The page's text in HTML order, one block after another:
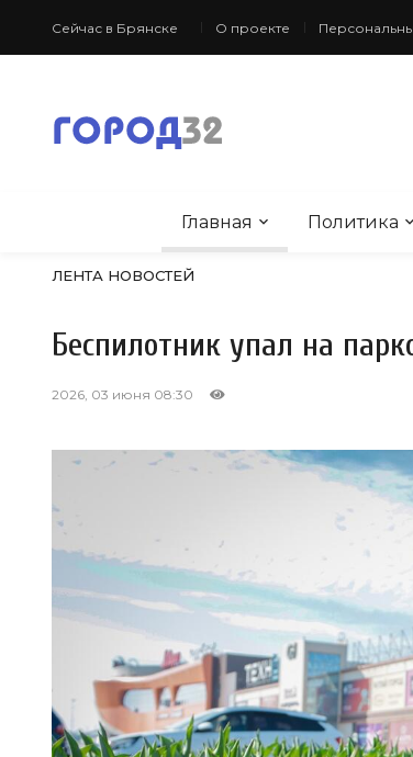
Сейчас в Брянске О проекте
Главная Политика
ЛЕНТА НОВОСТЕЙ
Беспилотник упал на
2026, 03 июня 08:30